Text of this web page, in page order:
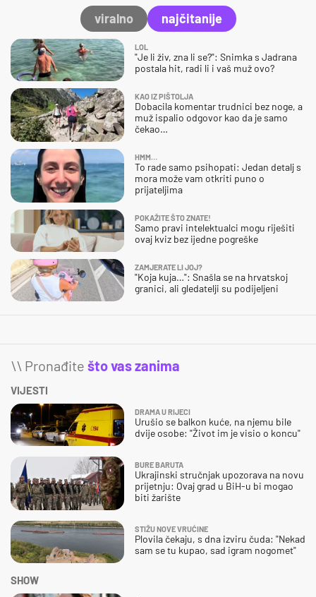
viralno najčitanije
LOL
"Je li živ, zna li se?": Snimka s Jadrana
postala hit, radi li i vaš muž ovo?
KAO IZ PIŠTOLJA
Dobacila komentar trudnici bez noge, a
muž ispalio odgovor kao da je samo
čekao…
HMM…
To rade samo psihopati: Jedan detalj s
mora može vam otkriti puno o
prijateljima
POKAŽITE ŠTO ZNATE!
Samo pravi intelektualci mogu riješiti
ovaj kviz bez ijedne pogreške
ZAMJERATE LI JOJ?
"Koja kuja…": Snašla se na hrvatskoj
granici, ali gledatelji su podijeljeni
\\ Pronađite što vas zanima
VIJESTI
DRAMA U RIJECI
Urušio se balkon kuće, na njemu bile
dvije osobe: "Život im je visio o koncu"
BURE BARUTA
Ukrajinski stručnjak upozorava na novu
prijetnju: Ovaj grad u BiH-u bi mogao
biti žarište
STIŽU NOVE VRUĆINE
Plovila čekaju, s dna izviru čuda: "Nekad
sam se tu kupao, sad igram nogomet"
SHOW